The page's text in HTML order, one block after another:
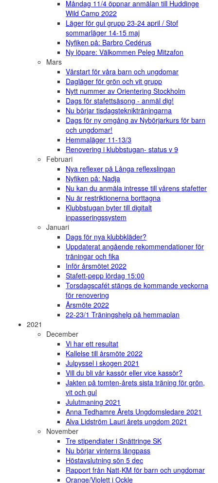
Måndag 11/4 öppnar anmälan till Huddinge
Wild Camp 2022
Läger för gul grupp 23-24 april / Stof
sommarläger 14-15 maj
Nyfiken på: Barbro Cedérus
Ny löpare: Välkommen Peleg Mitzafon
Mars
Vårstart för våra barn och ungdomar
Dagläger för grön och vit grupp
Nytt nummer av Orientering Stockholm
Dags för stafettsäsong - anmäl dig!
Nu börjar tisdagsteknikträningarna
Dags för ny omgång av Nybörjarkurs för barn
och ungdomar!
Hemmaläger 11-13/3
Renovering i klubbstugan- status v 9
Februari
Nya reflexer på Långa reflexslingan
Nyfiken på: Nadja
Nu kan du anmäla intresse till vårens stafetter
Nu är restriktionerna borttagna
Klubbstugan byter till digitalt
inpasseringssystem
Januari
Dags för nya klubbkläder?
Uppdaterat angående rekommendationer för
träningar och fika
Inför årsmötet 2022
Stafett-pepp lördag 15:00
Torsdagscafét stängs de kommande veckorna
för renovering
Årsmöte 2022
22-23/1 Träningshelg på hemmaplan
2021
December
Vi har ett resultat
Kallelse till årsmöte 2022
Julpyssel i skogen 2021
Vill du bli vår kassör eller vice kassör?
Jakten på tomten-årets sista träning för grön,
vit och gul
Julutmaning 2021
Anna Tedhamre Årets Ungdomsledare 2021
Alva Lidström Lauri årets ungdom 2021
November
Tre stipendiater i Snättringe SK
Nu börjar vinterns långpass
Höstavslutning sön 5 dec
Rapport från Natt-KM för barn och ungdomar
Orange/Violett i Ockle